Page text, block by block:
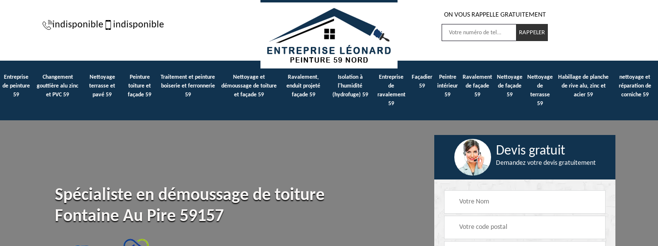
indisponible indisponible
ON VOUS RAPPELLE GRATUITEMENT
Entreprise
de peinture
59
Changement
gouttière alu zinc
et PVC 59
Nettoyage
terrasse et
pavé 59
Peinture
toiture et
façade 59
Traitement et peinture
boiserie et ferronnerie
59
Nettoyage et
démoussage de toiture
et façade 59
Ravalement,
enduit projeté
façade 59
Isolation à
l'humidité
(hydrofuge) 59
Entreprise
de
ravalement
59
Façadier
59
Peintre
intérieur
59
Ravalement
de façade
59
Nettoyage
de façade
59
Nettoyage
de
terrasse
59
Habillage de planche
de rive alu, zinc et
acier 59
nettoyage et
réparation de
corniche 59
Spécialiste en démoussage de toiture
Fontaine Au Pire 59157
Devis gratuit
Demandez votre devis gratuitement